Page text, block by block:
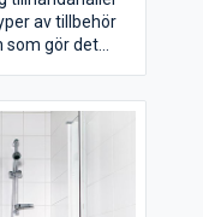
av tillbehör
som gör det
en ny
som
i
sortiment så
tillbehör för